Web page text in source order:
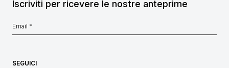
Iscriviti per ricevere le nostre anteprime
SEGUICI